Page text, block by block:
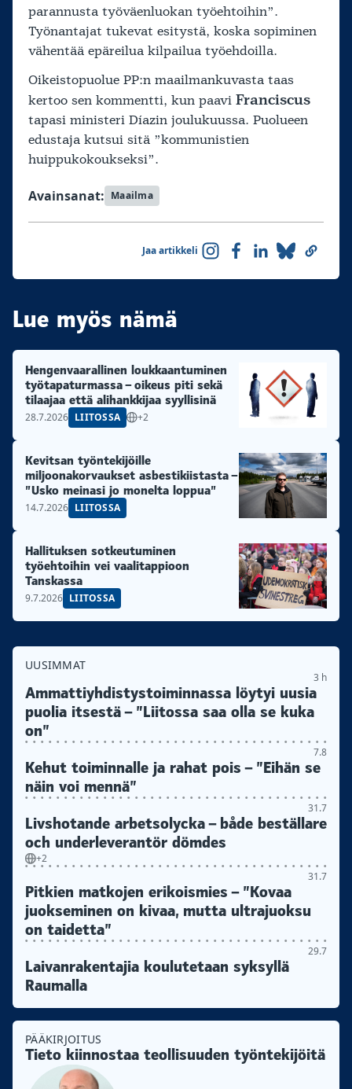
parannusta työväenluokan työehtoihin”.
Työnantajat tukevat esitystä, koska sopiminen
vähentää epäreilua kilpailua työehdoilla.
Oikeistopuolue PP:n maailmankuvasta taas
kertoo sen kommentti, kun paavi Franciscus
tapasi ministeri Díazin joulukuussa. Puolueen
edustaja kutsui sitä ”kommunistien
huippukokoukseksi”.
Avainsanat: Maailma
Jaa artikkeli
Lue myös nämä
Hengenvaarallinen loukkaantuminen
työtapaturmassa – oikeus piti sekä
tilaajaa että alihankkijaa syyllisinä
28.7.2026 LIITOSSA +2
Kevitsan työntekijöille
miljoonakorvaukset asbestikiistasta –
”Usko meinasi jo monelta loppua”
14.7.2026 LIITOSSA
Hallituksen sotkeutuminen
työehtoihin vei vaalitappioon
Tanskassa
9.7.2026 LIITOSSA
UUSIMMAT
3 h
Ammattiyhdistys­toiminnassa löytyi uusia
puolia itsestä – ”Liitossa saa olla se kuka
on”
7.8
Kehut toiminnalle ja rahat pois – ”Eihän se
näin voi mennä”
31.7
Livshotande arbetsolycka – både beställare
och underleverantör dömdes
+2
31.7
Pitkien matkojen erikoismies – ”Kovaa
juokseminen on kivaa, mutta ultrajuoksu
on taidetta”
29.7
Laivanrakentajia koulutetaan syksyllä
Raumalla
PÄÄKIRJOITUS
Tieto kiinnostaa teollisuuden työntekijöitä